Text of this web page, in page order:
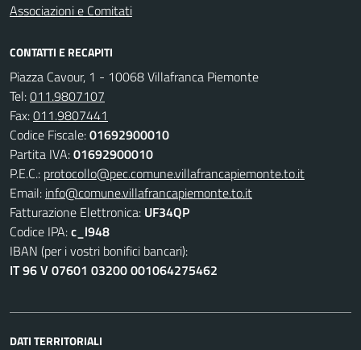
Associazioni e Comitati
CONTATTI E RECAPITI
Piazza Cavour, 1 - 10068 Villafranca Piemonte
Tel:011.9807107
Fax:011.9807441
Codice Fiscale:01692900010
Partita IVA:01692900010
P.E.C.: protocollo@pec.comune.villafrancapiemonte.to.it
Email: info@comune.villafrancapiemonte.to.it
Fatturazione Elettronica: UF34QP
Codice IPA:c_l948
IBAN (per i vostri bonifici bancari):
IT 96 V 07601 03200 001064275462
DATI TERRITORIALI